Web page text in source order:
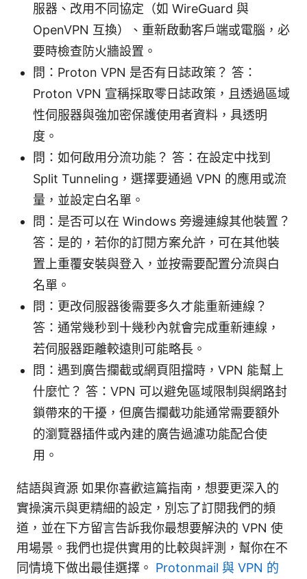
服器、改用不同協定（如 WireGuard 與
OpenVPN 互換）、重新啟動客戶端或電腦，必
要時檢查防火牆設置。
問：Proton VPN 是否有日誌政策？ 答：
Proton VPN 宣稱採取零日誌政策，且透過區域
性伺服器與強加密保護使用者資料，具透明
度。
問：如何啟用分流功能？ 答：在設定中找到
Split Tunneling，選擇要通過 VPN 的應用或流
量，並設定白名單。
問：是否可以在 Windows 旁邊連線其他裝置？
答：是的，若你的訂閱方案允許，可在其他裝
置上重覆安裝與登入，並按需要配置分流與白
名單。
問：更改伺服器後需要多久才能重新連線？
答：通常幾秒到十幾秒內就會完成重新連線，
若伺服器距離較遠則可能略長。
問：遇到廣告攔截或網頁阻擋時，VPN 能幫上
什麼忙？ 答：VPN 可以避免區域限制與網路封
鎖帶來的干擾，但廣告攔截功能通常需要額外
的瀏覽器插件或內建的廣告過濾功能配合使
用。
結語與資源 如果你喜歡這篇指南，想要更深入的
實操演示與更精細的設定，別忘了訂閱我們的頻
道，並在下方留言告訴我你最想要解決的 VPN 使
用場景。我們也提供實用的比較與評測，幫你在不
同情境下做出最佳選擇。 Protonmail 與 VPN 的